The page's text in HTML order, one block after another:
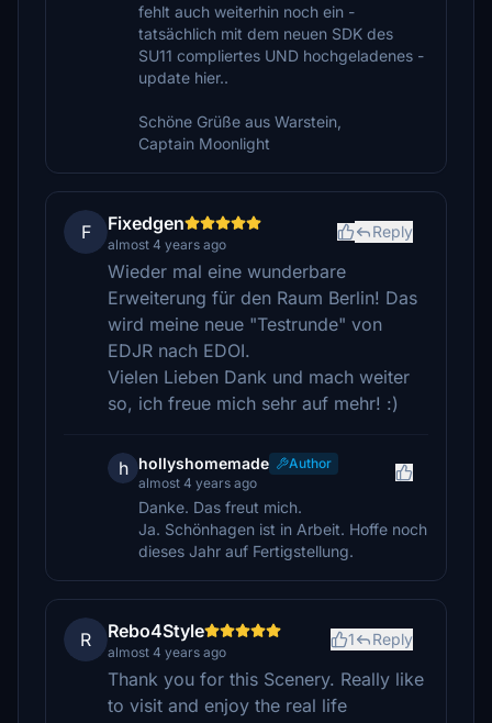
fehlt auch weiterhin noch ein -
tatsächlich mit dem neuen SDK des
SU11 compliertes UND hochgeladenes -
update hier..
Schöne Grüße aus Warstein,
Captain Moonlight
F Fixedgen
almost 4 years ago
Reply
Wieder mal eine wunderbare
Erweiterung für den Raum Berlin! Das
wird meine neue "Testrunde" von
EDJR nach EDOI.
Vielen Lieben Dank und mach weiter
so, ich freue mich sehr auf mehr! :)
h hollyshomemade
Author
almost 4 years ago
Danke. Das freut mich.
Ja. Schönhagen ist in Arbeit. Hoffe noch
dieses Jahr auf Fertigstellung.
R Rebo4Style
almost 4 years ago
1 Reply
Thank you for this Scenery. Really like
to visit and enjoy the real life